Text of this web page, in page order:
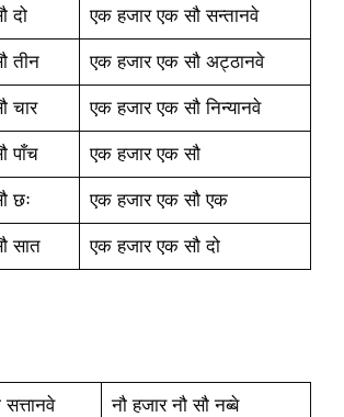
दो एक हजार एक सौ सन्तानवे
तीन एक हजार एक सौ अट्ठानवे
चार एक हजार एक सौ निन्यानवे
पाँच एक हजार एक सौ
छः एक हजार एक सौ एक
सात एक हजार एक सौ दो
नौ हजार नौ सौ नब्बे